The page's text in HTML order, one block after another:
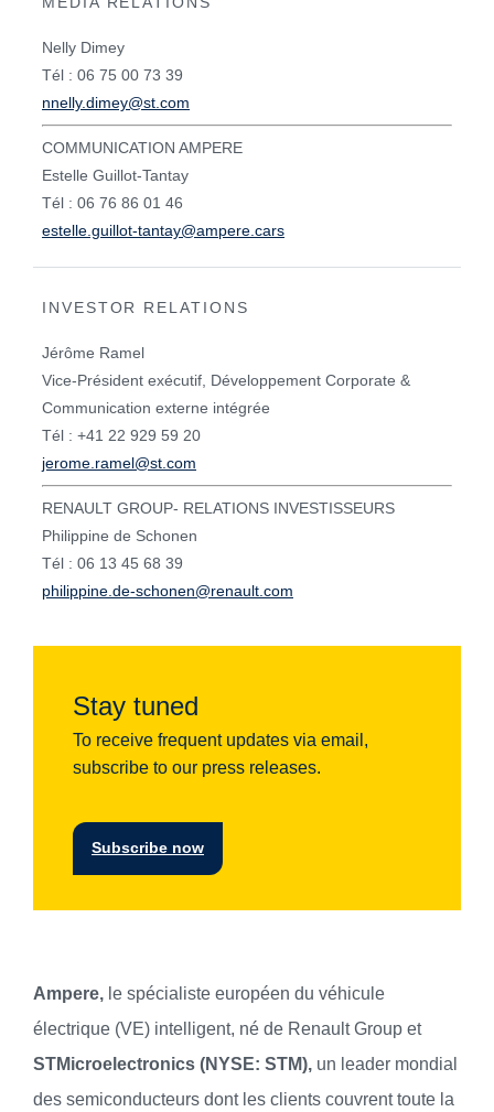
Nelly Dimey
Tél : 06 75 00 73 39
nnelly.dimey@st.com
COMMUNICATION AMPERE
Estelle Guillot-Tantay
Tél : 06 76 86 01 46
estelle.guillot-tantay@ampere.cars
INVESTOR RELATIONS
Jérôme Ramel
Vice-Président exécutif, Développement Corporate &
Communication externe intégrée
Tél : +41 22 929 59 20
jerome.ramel@st.com
RENAULT GROUP- RELATIONS INVESTISSEURS
Philippine de Schonen
Tél : 06 13 45 68 39
philippine.de-schonen@renault.com
Stay tuned
To receive frequent updates via email,
subscribe to our press releases.
Subscribe now
Ampere, le spécialiste européen du véhicule
électrique (VE) intelligent, né de Renault Group et
STMicroelectronics (NYSE: STM), un leader mondial
des semiconducteurs dont les clients couvrent toute la